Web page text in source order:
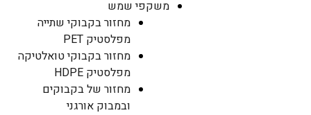
משקפי שמש
מחזור בקבוקי שתייה
מפלסטיק PET
מחזור בקבוקי טואלטיקה
מפלסטיק HDPE
מחזור של בקבוקים
ובמבוק אורגני